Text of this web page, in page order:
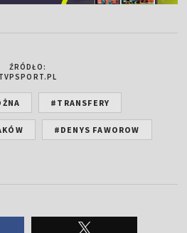
ŹRÓDŁO:
TVPSPORT.PL
#TRANSFERY
#DENYS FAWOROW